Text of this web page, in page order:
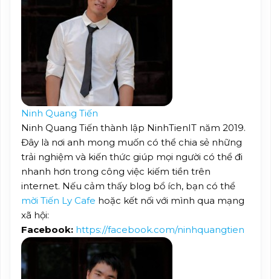
Ninh Quang Tiến
Ninh Quang Tiến thành lập NinhTienIT năm 2019.
Đây là nơi anh mong muốn có thể chia sẻ những
trải nghiệm và kiến thức giúp mọi người có thể đi
nhanh hơn trong công việc kiếm tiền trên
internet. Nếu cảm thấy blog bổ ích, bạn có thể
mời Tiến Ly Cafe hoặc kết nối với mình qua mạng
xã hội:
Facebook: https://facebook.com/ninhquangtien